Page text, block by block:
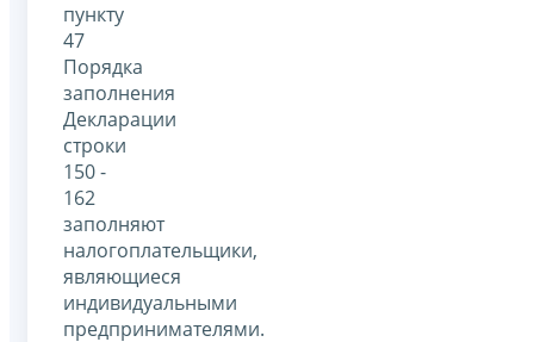
пункту
47
Порядка
заполнения
Декларации
строки
150 -
162
заполняют
налогоплательщики,
являющиеся
индивидуальными
предпринимателями.